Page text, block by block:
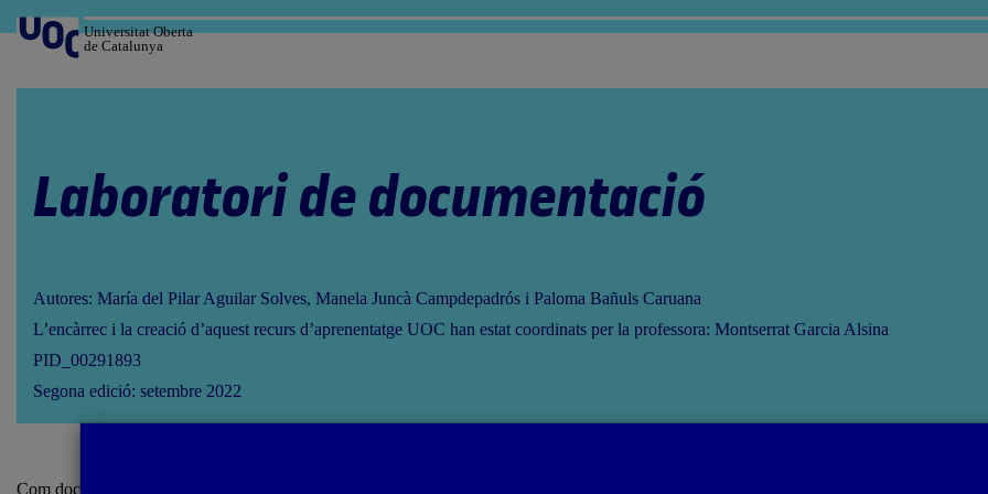
al
contingut
Universitat Oberta
de Catalunya
Laboratori de documentació
Autores: María del Pilar Aguilar Solves, Manela Juncà Campdepadrós i Paloma Bañuls Caruana
L’encàrrec i la creació d’aquest recurs d’aprenentatge UOC han estat coordinats per la professora: Montserrat Garcia Alsina
PID_00291893
Segona edició: setembre 2022
Com documentar el nostre de treball / Diari d’artista